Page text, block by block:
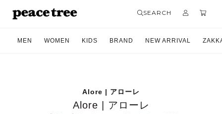
SEARCH
MEN WOMEN KIDS BRAND NEW ARRIVAL
Alore | アローレ
Alore | アローレ